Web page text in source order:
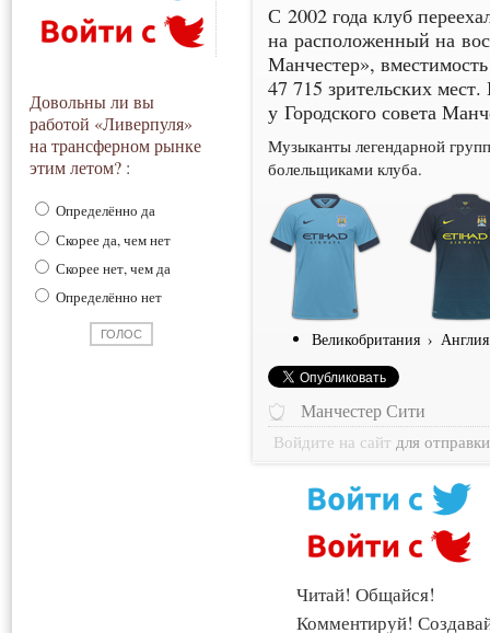
Довольны ли вы
работой «Ливерпуля»
на трансферном рынке
этим летом? :
Определённо да
Скорее да, чем нет
Скорее нет, чем да
Определённо нет
С 2002 года клуб
на расположенный на
Манчестер»,
47 715 зрительских
у Городского совета
Музыканты легендарной
болельщиками клуба.
Великобритания › Англия
Манчестер Сити
Войдите на сайт для
Читай! Общайся!
Комментируй!